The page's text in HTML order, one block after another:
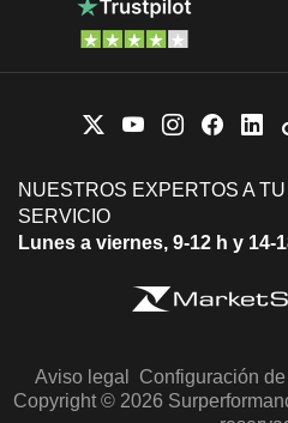
NUESTROS EXPERTOS A TU
SERVICIO
Lunes a viernes, 9-12 h y 14-
Aviso legal Configuración
Copyright © 2026